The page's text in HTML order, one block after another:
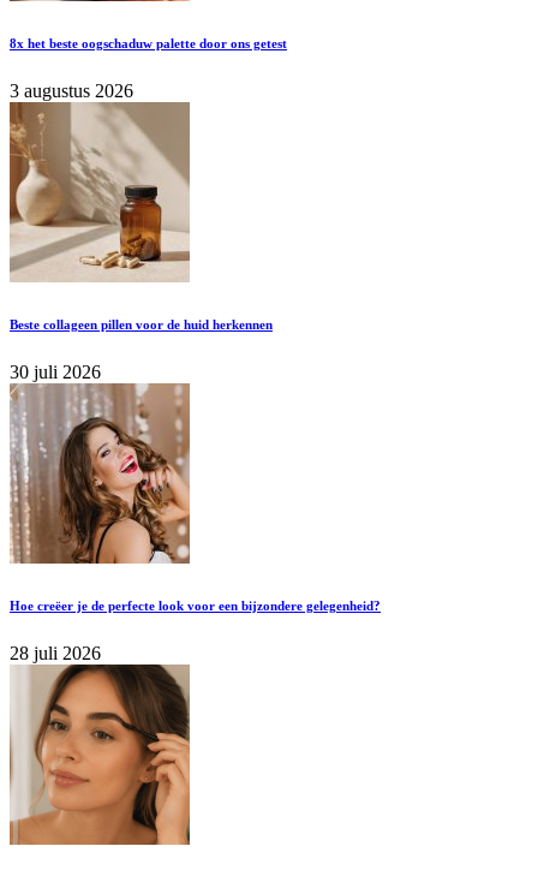
8x het beste oogschaduw palette door ons getest
3 augustus 2026
Beste collageen pillen voor de huid herkennen
30 juli 2026
Hoe creëer je de perfecte look voor een bijzondere gelegenheid?
28 juli 2026